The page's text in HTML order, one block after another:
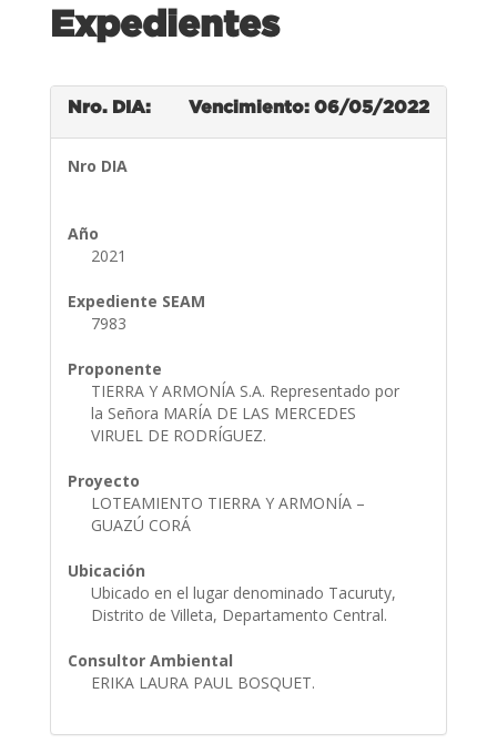
Expedientes
Nro. DIA: Vencimiento: 06/05/2022
Nro DIA
Año
2021
Expediente SEAM
7983
Proponente
TIERRA Y ARMONÍA S.A. Representado por
la Señora MARÍA DE LAS MERCEDES
VIRUEL DE RODRÍGUEZ.
Proyecto
LOTEAMIENTO TIERRA Y ARMONÍA –
GUAZÚ CORÁ
Ubicación
Ubicado en el lugar denominado Tacuruty,
Distrito de Villeta, Departamento Central.
Consultor Ambiental
ERIKA LAURA PAUL BOSQUET.